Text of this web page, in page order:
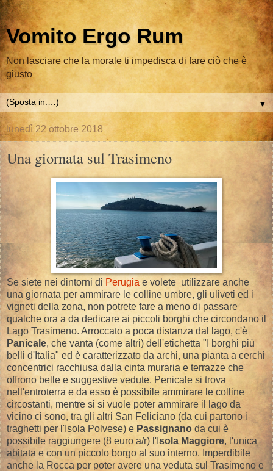
Vomito Ergo Rum
Non lasciare che la morale ti impedisca di fare ciò che è
giusto
▼
lunedì 22 ottobre 2018
Una giornata sul Trasimeno
Se siete nei dintorni di Perugia e volete utilizzare anche
una giornata per ammirare le colline umbre, gli uliveti ed i
vigneti della zona, non potrete fare a meno di passare
qualche ora a da dedicare ai piccoli borghi che circondano il
Lago Trasimeno. Arroccato a poca distanza dal lago, c'è
Panicale, che vanta (come altri) dell'etichetta "I borghi più
belli d'Italia" ed è caratterizzato da archi, una pianta a cerchi
concentrici racchiusa dalla cinta muraria e terrazze che
offrono belle e suggestive vedute. Penicale si trova
nell'entroterra e da esso è possibile ammirare le colline
circostanti, mentre si si vuole poter ammirare il lago da
vicino ci sono, tra gli altri San Feliciano (da cui partono i
traghetti per l'Isola Polvese) e Passignano da cui è
possibile raggiungere (8 euro a/r) l'I sola Maggiore, l'unica
abitata e con un piccolo borgo al suo interno. Imperdibile
anche la Rocca per poter avere una veduta sul Trasimeno e